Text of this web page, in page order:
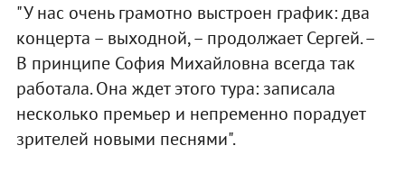
"У нас очень грамотно выстроен график: два
концерта – выходной, – продолжает Сергей. –
В принципе София Михайловна всегда так
работала. Она ждет этого тура: записала
несколько премьер и непременно порадует
зрителей новыми песнями".